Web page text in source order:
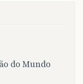
do Mundo